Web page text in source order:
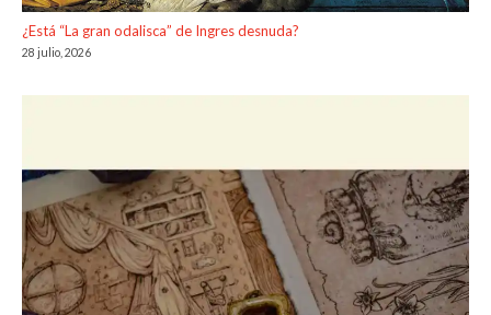
¿Está “La gran odalisca” de Ingres desnuda?
28 julio, 2026